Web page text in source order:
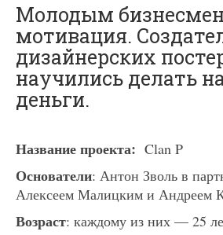
Молодым
мотивация.
дизайнерских
научились делать
деньги.
Название проекта: Clan P
Основатели: Антон Зволь в
Алексеем Малицким и Андреем
Возраст: каждому из них — 25